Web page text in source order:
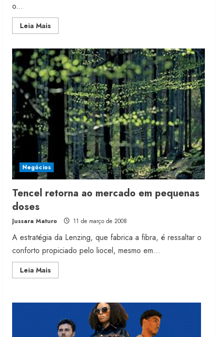
o...
Leia MaisRead
more
com
quitosana
é
lançado
pela
Lenzing
Negócios
Tencel retorna ao mercado em pequenas
doses
Jussara Maturo 11 de março de 2008
A estratégia da Lenzing, que fabrica a fibra, é ressaltar o
conforto propiciado pelo liocel, mesmo em...
Leia MaisRead
more
ao
pequenas
doses
Moda vende US$63,7 bilhões em
produtos licenciados
6 de agosto de 2026
3
Renata Caixeta assume Movimento
5 de agosto de 2026
Projeto testa passaporte digital na